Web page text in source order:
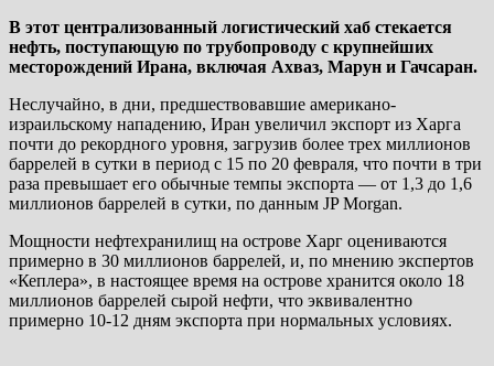
В этот централизованный логистический хаб стекается
нефть, поступающую по трубопроводу с крупнейших
месторождений Ирана, включая Ахваз, Марун и Гачсаран.
Неслучайно, в дни, предшествовавшие американо-
израильскому нападению, Иран увеличил экспорт из Харга
почти до рекордного уровня, загрузив более трех миллионов
баррелей в сутки в период с 15 по 20 февраля, что почти в три
раза превышает его обычные темпы экспорта — от 1,3 до 1,6
миллионов баррелей в сутки, по данным JP Morgan.
Мощности нефтехранилищ на острове Харг оцениваются
примерно в 30 миллионов баррелей, и, по мнению экспертов
«Кеплера», в настоящее время на острове хранится около 18
миллионов баррелей сырой нефти, что эквивалентно
примерно 10-12 дням экспорта при нормальных условиях.